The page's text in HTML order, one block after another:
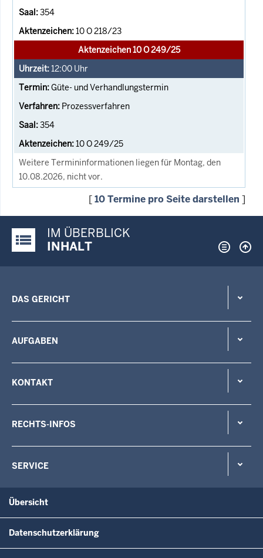
354
10 O 218/23
Aktenzeichen 10 O 249/25
12:00 Uhr
Güte- und Verhandlungstermin
Prozessverfahren
354
10 O 249/25
Weitere Termininformationen liegen für Montag, den
10.08.2026, nicht vor.
[10 Termine pro Seite darstellen ]
Justiz-Portal im Überblick:
IM ÜBERBLICK
INHALT
DAS GERICHT
AUFGABEN
KONTAKT
RECHTS-INFOS
SERVICE
Übersicht
Datenschutzerklärung